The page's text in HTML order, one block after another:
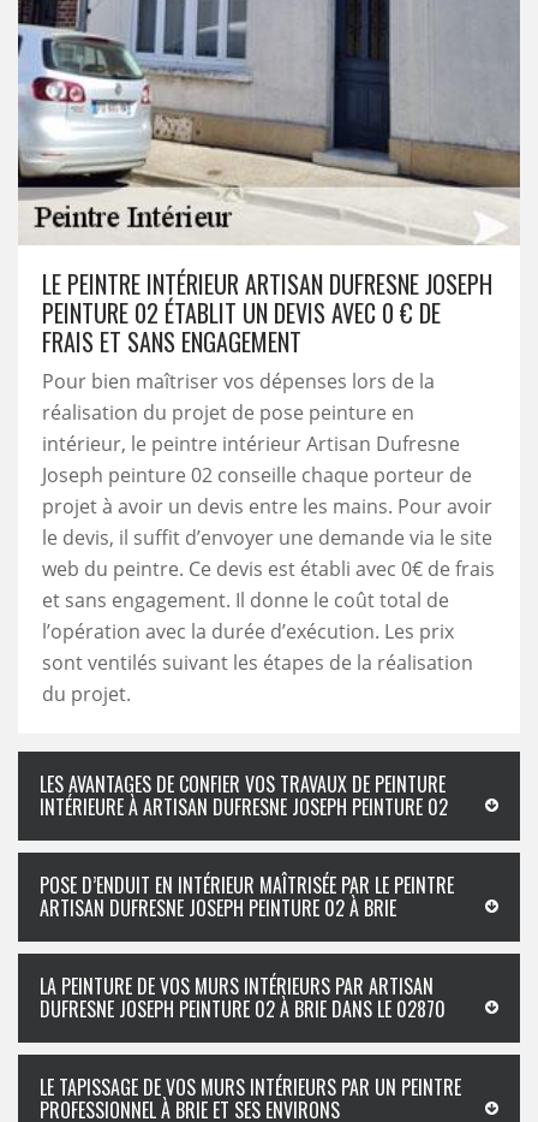
LE PEINTRE INTÉRIEUR ARTISAN DUFRESNE JOSEPH
PEINTURE 02 ÉTABLIT UN DEVIS AVEC 0 € DE
FRAIS ET SANS ENGAGEMENT
Pour bien maîtriser vos dépenses lors de la
réalisation du projet de pose peinture en
intérieur, le peintre intérieur Artisan Dufresne
Joseph peinture 02 conseille chaque porteur de
projet à avoir un devis entre les mains. Pour avoir
le devis, il suffit d’envoyer une demande via le site
web du peintre. Ce devis est établi avec 0€ de frais
et sans engagement. Il donne le coût total de
l’opération avec la durée d’exécution. Les prix
sont ventilés suivant les étapes de la réalisation
du projet.
LES AVANTAGES DE CONFIER VOS TRAVAUX DE PEINTURE
INTÉRIEURE À ARTISAN DUFRESNE JOSEPH PEINTURE 02
POSE D’ENDUIT EN INTÉRIEUR MAÎTRISÉE PAR LE PEINTRE
ARTISAN DUFRESNE JOSEPH PEINTURE 02 À BRIE
LA PEINTURE DE VOS MURS INTÉRIEURS PAR ARTISAN
DUFRESNE JOSEPH PEINTURE 02 À BRIE DANS LE 02870
LE TAPISSAGE DE VOS MURS INTÉRIEURS PAR UN PEINTRE
PROFESSIONNEL À BRIE ET SES ENVIRONS